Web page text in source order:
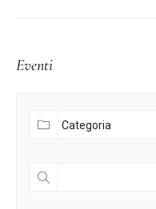
Eventi